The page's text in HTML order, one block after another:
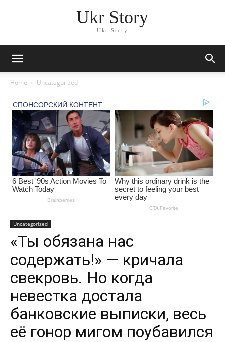
Ukr Story
Ukr Story
Home Uncategorized
Uncategorized
«Ты обязана нас
содержать!» — кричала
свекровь. Но когда
невестка достала
банковские выписки, весь
её гонор мигом поубавился